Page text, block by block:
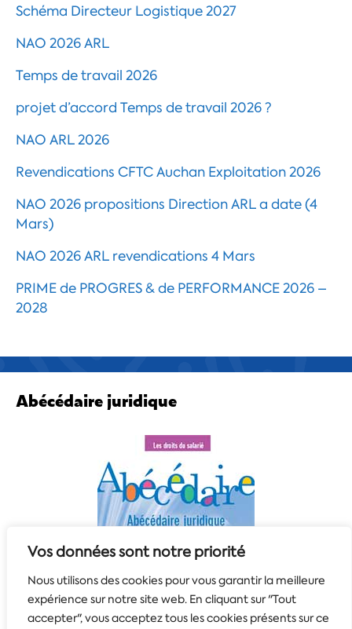
Vos données sont notre priorité
Nous utilisons des cookies pour vous garantir la meilleure
expérience sur notre site web. En cliquant sur "Tout
accepter", vous acceptez tous les cookies présents sur ce
Schéma Directeur Logistique 2027
NAO 2026 ARL
Temps de travail 2026
projet d’accord Temps de travail 2026 ?
NAO ARL 2026
Revendications CFTC Auchan Exploitation 2026
NAO 2026 propositions Direction ARL a date (4
Mars)
NAO 2026 ARL revendications 4 Mars
PRIME de PROGRES & de PERFORMANCE 2026 –
2028
Abécédaire juridique